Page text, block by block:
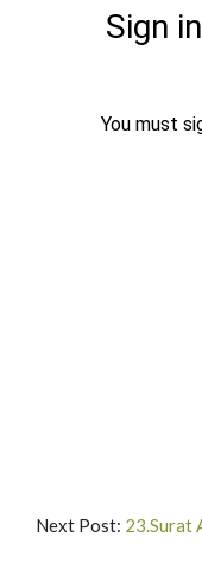
Next Post: 23.Surat